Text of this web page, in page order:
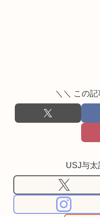
＼＼ この
USJ与太